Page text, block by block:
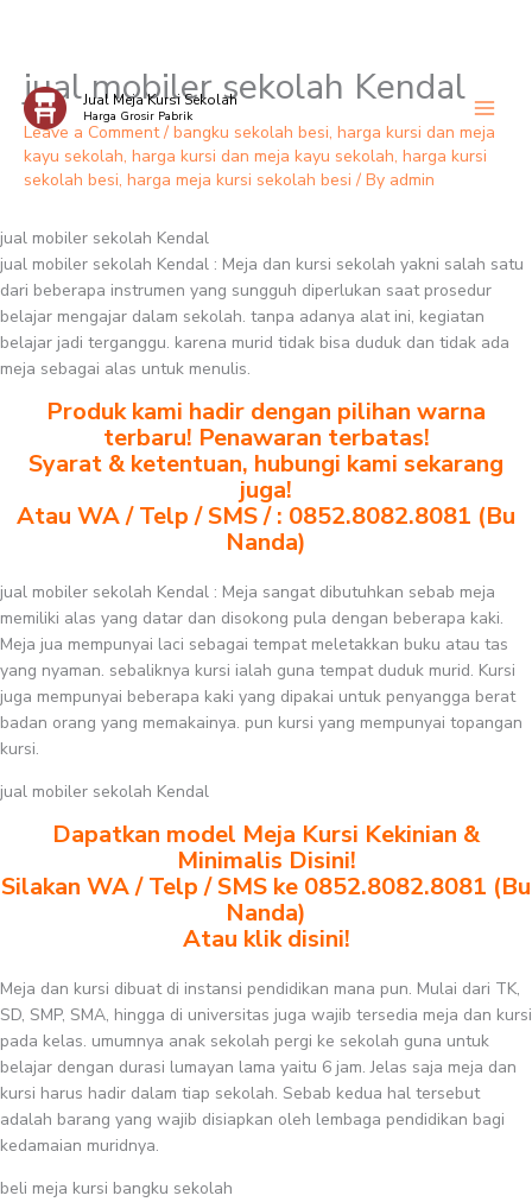
Skip
content
Jual Meja Kursi Sekolah
Harga Grosir Pabrik
jual mobiler sekolah Kendal
Leave a Comment / bangku sekolah besi, harga kursi dan meja
kayu sekolah, harga kursi dan meja kayu sekolah, harga kursi
sekolah besi, harga meja kursi sekolah besi / By admin
jual mobiler sekolah Kendal
jual mobiler sekolah Kendal : Meja dan kursi sekolah yakni salah satu
dari beberapa instrumen yang sungguh diperlukan saat prosedur
belajar mengajar dalam sekolah. tanpa adanya alat ini, kegiatan
belajar jadi terganggu. karena murid tidak bisa duduk dan tidak ada
meja sebagai alas untuk menulis.
Produk kami hadir dengan pilihan warna
terbaru! Penawaran terbatas!
Syarat & ketentuan, hubungi kami sekarang
juga!
Atau WA / Telp / SMS / : 0852.8082.8081 (Bu
Nanda)
jual mobiler sekolah Kendal : Meja sangat dibutuhkan sebab meja
memiliki alas yang datar dan disokong pula dengan beberapa kaki.
Meja jua mempunyai laci sebagai tempat meletakkan buku atau tas
yang nyaman. sebaliknya kursi ialah guna tempat duduk murid. Kursi
juga mempunyai beberapa kaki yang dipakai untuk penyangga berat
badan orang yang memakainya. pun kursi yang mempunyai topangan
kursi.
jual mobiler sekolah Kendal
Dapatkan model Meja Kursi Kekinian &
Minimalis Disini!
Silakan WA / Telp / SMS ke 0852.8082.8081 (Bu
Nanda)
Atau klik disini!
Meja dan kursi dibuat di instansi pendidikan mana pun. Mulai dari TK,
SD, SMP, SMA, hingga di universitas juga wajib tersedia meja dan kursi
pada kelas. umumnya anak sekolah pergi ke sekolah guna untuk
belajar dengan durasi lumayan lama yaitu 6 jam. Jelas saja meja dan
kursi harus hadir dalam tiap sekolah. Sebab kedua hal tersebut
adalah barang yang wajib disiapkan oleh lembaga pendidikan bagi
kedamaian muridnya.
beli meja kursi bangku sekolah